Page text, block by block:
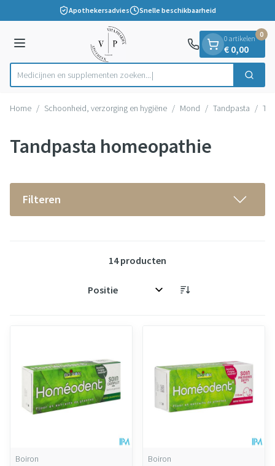
Ga naar de inhoudApothekersadvies Snelle beschikbaarheid
Menu
Product, merk, categorie...
Medicijnen en supplementen zoeken... Zoek
0 artikelen
€ 0,00
0
Home / Schoonheid, verzorging en hygiëne / Mond / Tandpasta /
Tandpasta homeopathie
Filteren
14producten
Sorteer op:
Boiron
Boiron